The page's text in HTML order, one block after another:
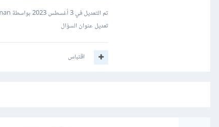
تم التعديل في3 أغسطس 2023
بواسطة Mustafa Suleiman
تعديل عنوان السؤال
اقتباس